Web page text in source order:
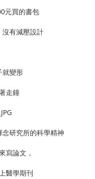
元買的書包
沒有減壓設計
就變形
走鐘
研究所的科學精神
寫論文，
醫學期刊